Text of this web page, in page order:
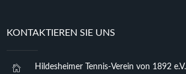
KONTAKTIEREN SIE UNS
Hildesheimer Tennis-Verein von 1892 e.V.